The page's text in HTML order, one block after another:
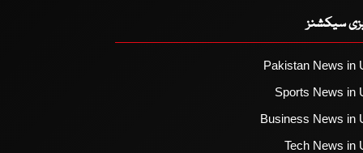
سیکشنز
Pakistan News in
Sports News in
Business News in
Tech News in